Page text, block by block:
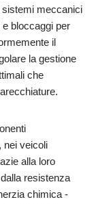
sistemi meccanici
bloccaggi per
il
la gestione
che
nei veicoli
alla loro
resistenza
chimica -